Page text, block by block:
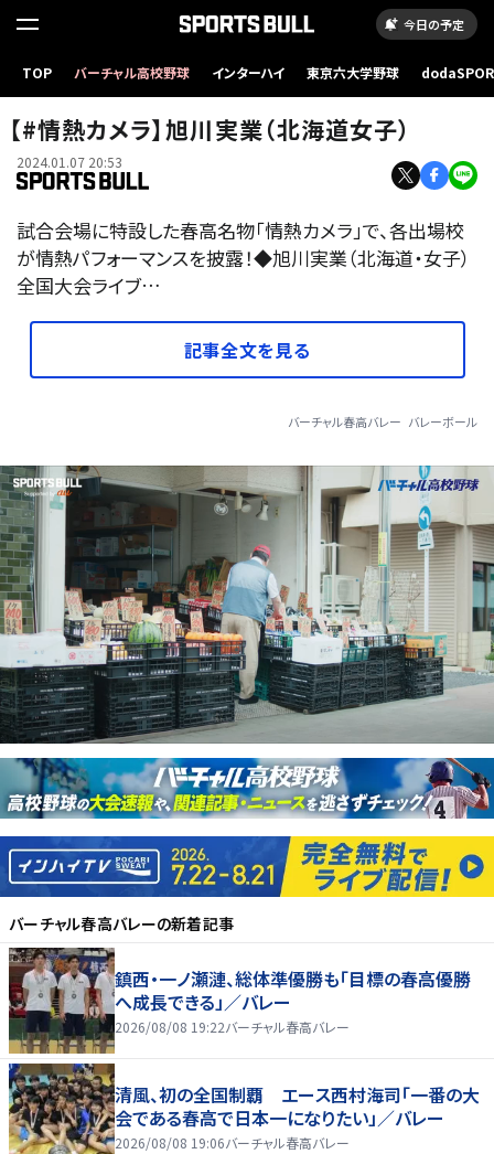
今日の予定
TOP バーチャル高校野球 インターハイ 東京六大学野球
【#情熱カメラ】旭川実業（北海道女子）
2024.01.07 20:53
試合会場に特設した春高名物「情熱カメラ」で、各出場校
が情熱パフォーマンスを披露！◆旭川実業（北海道・女子）
全国大会ライブ…
記事全文を見る
バーチャル春高バレー バレーボール
バーチャル春高バレーの新着記事
鎮西・一ノ瀬漣、総体準優勝も「目標の春高優勝
へ成長できる」／バレー
2026/08/08 19:22バーチャル春高バレー
清風、初の全国制覇 エース西村海司「一番の大
会である春高で日本一になりたい」／バレー
2026/08/08 19:06バーチャル春高バレー